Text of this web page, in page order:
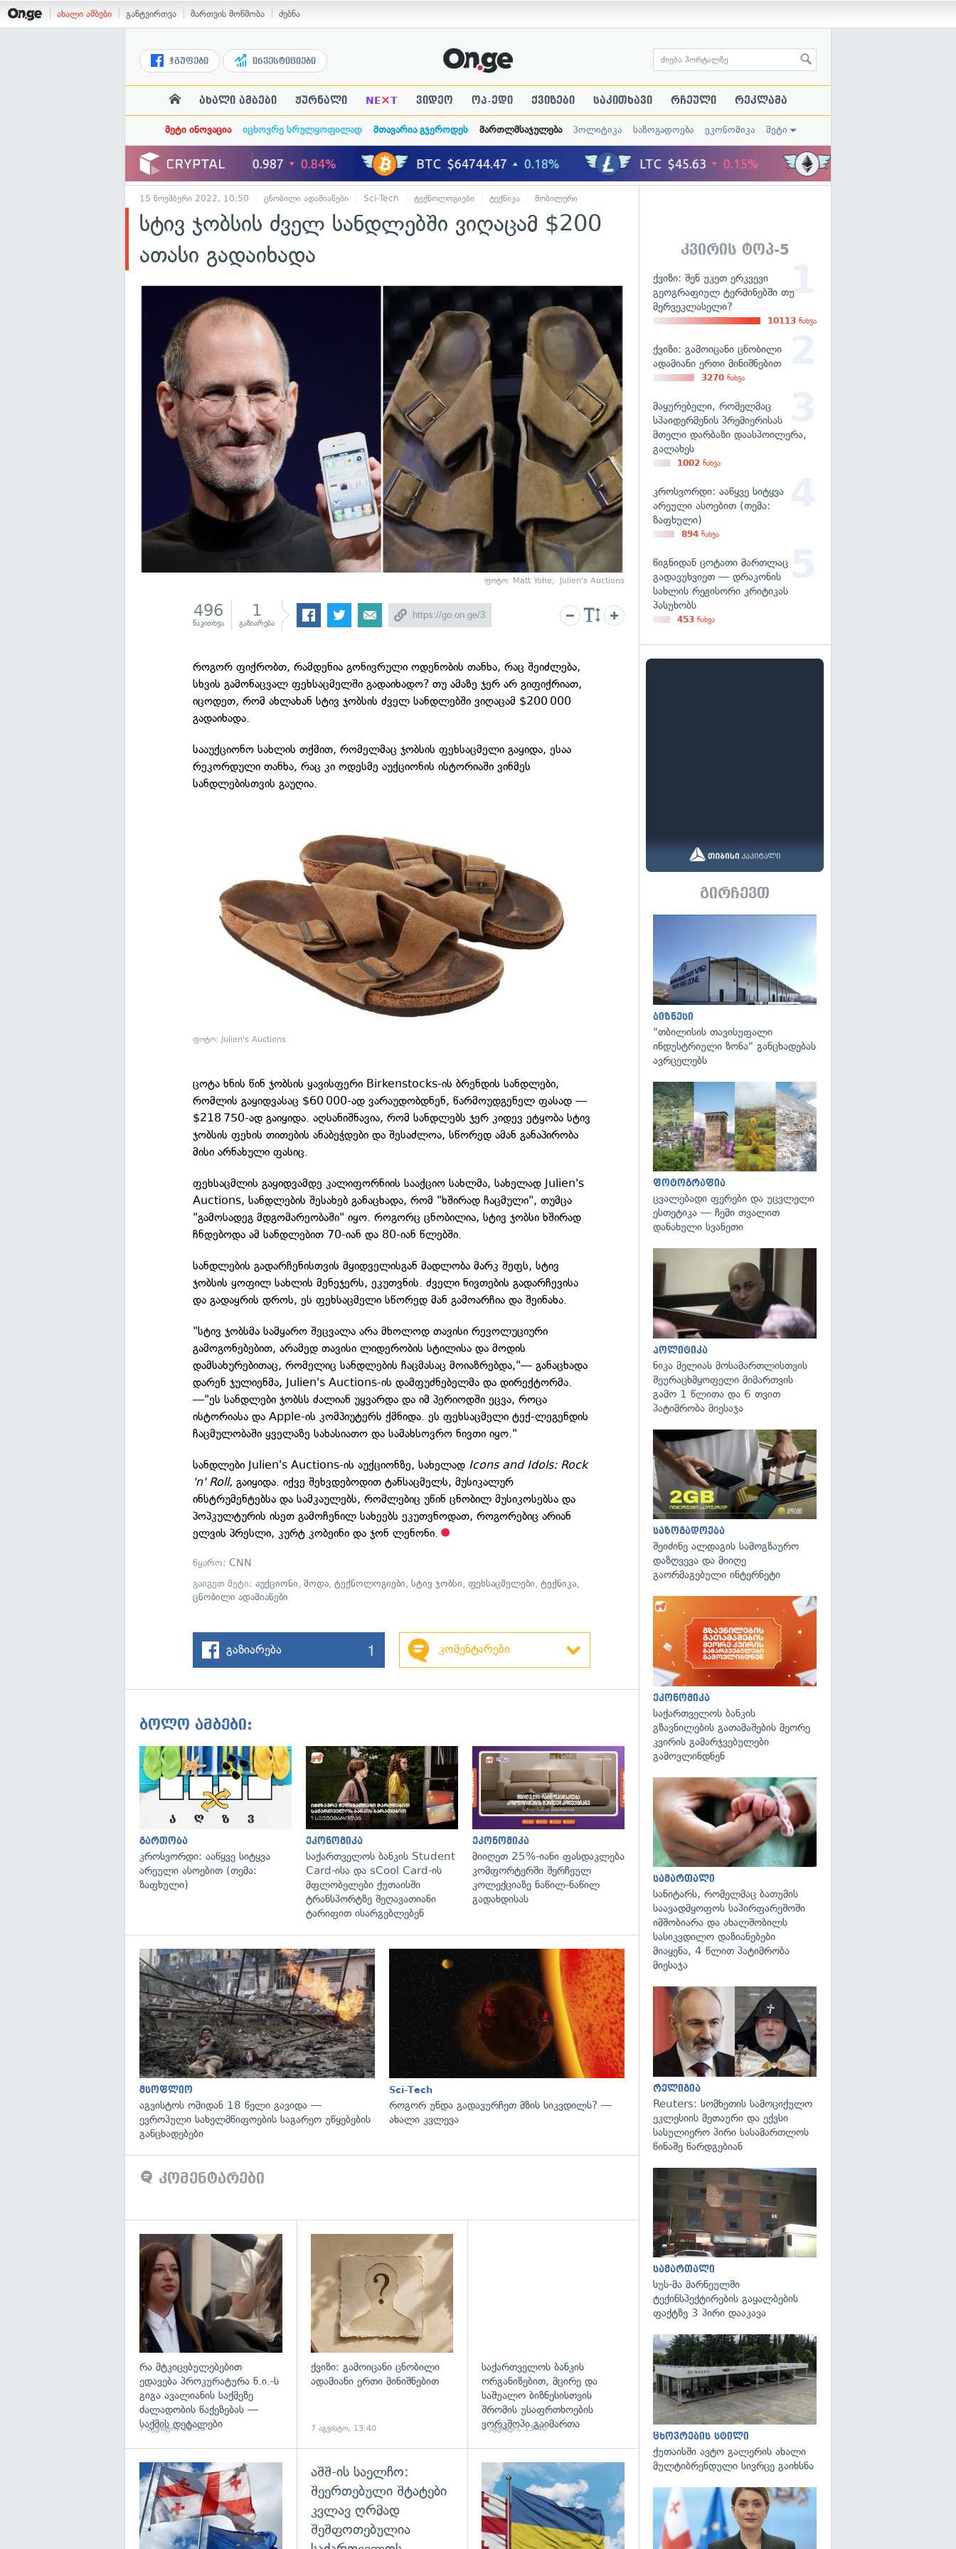
ახალი ამბები განტვირთვა მართვის მოწმობა ძებნა
ჯგუფები ინვესტიციები
ახალი ამბები ჟურნალი NE×T ვიდეო ოპ-ედი ქვიზები საკითხავი რჩეული რეკლამა
მეტი ინოვაცია იცხოვრე სრულყოფილად მთავარია გჯეროდეს მართლმსაჯულება პოლიტიკა საზოგადოება ეკონომიკა მეტი
15 ნოემბერი 2022, 10:50 ცნობილი ადამიანები Sci-Tech ტექნოლოგიები ტექნიკა მობილური
სტივ ჯობსის ძველ სანდლებში ვიღაცამ $200
ათასი გადაიხადა
ფოტო: Matt Yohe; Julien's Auctions
496
წაკითხვა
1
გაზიარება
როგორ ფიქრობთ, რამდენია გონივრული ოდენობის თანხა, რაც შეიძლება,
სხვის გამონაცვალ ფეხსაცმელში გადაიხადო? თუ ამაზე ჯერ არ გიფიქრიათ,
იცოდეთ, რომ ახლახან სტივ ჯობსის ძველ სანდლებში ვიღაცამ $200 000
გადაიხადა.
სააუქციონო სახლის თქმით, რომელმაც ჯობსის ფეხსაცმელი გაყიდა, ესაა
რეკორდული თანხა, რაც კი ოდესმე აუქციონის ისტორიაში ვინმეს
სანდლებისთვის გაუღია.
ფოტო: Julien's Auctions
ცოტა ხნის წინ ჯობსის ყავისფერი Birkenstocks-ის ბრენდის სანდლები,
რომლის გაყიდვასაც $60 000-ად ვარაუდობდნენ, წარმოუდგენელ ფასად —
$218 750-ად გაიყიდა. აღსანიშნავია, რომ სანდლებს ჯერ კიდევ ეტყობა სტივ
ჯობსის ფეხის თითების ანაბეჭდები და შესაძლოა, სწორედ ამან განაპირობა
მისი არნახული ფასიც.
ფეხსაცმლის გაყიდვამდე კალიფორნიის სააქციო სახლმა, სახელად Julien's
Auctions, სანდლების შესახებ განაცხადა, რომ "ხშირად ჩაცმული", თუმცა
"გამოსადეგ მდგომარეობაში" იყო. როგორც ცნობილია, სტივ ჯობსი ხშირად
ჩნდებოდა ამ სანდლებით 70-იან და 80-იან წლებში.
სანდლების გადარჩენისთვის მყიდველისგან მადლობა მარკ შეფს, სტივ
ჯობსის ყოფილ სახლის მენეჯერს, ეკუთვნის. ძველი ნივთების გადარჩევისა
და გადაყრის დროს, ეს ფეხსაცმელი სწორედ მან გამოარჩია და შეინახა.
"სტივ ჯობსმა სამყარო შეცვალა არა მხოლოდ თავისი რევოლუციური
გამოგონებებით, არამედ თავისი ლიდერობის სტილისა და მოდის
დამსახურებითაც, რომელიც სანდლების ჩაცმასაც მოიაზრებდა,"— განაცხადა
დარენ ჯულიენმა, Julien's Auctions-ის დამფუძნებელმა და დირექტორმა.
—"ეს სანდლები ჯობსს ძალიან უყვარდა და იმ პერიოდში ეცვა, როცა
ისტორიასა და Apple-ის კომპიუტერს ქმნიდა. ეს ფეხსაცმელი ტექ-ლეგენდის
ჩაცმულობაში ყველაზე სახასიათო და სამახსოვრო ნივთი იყო."
სანდლები Julien's Auctions-ის აუქციონზე, სახელად Icons and Idols: Rock
'n' Roll, გაიყიდა. იქვე შეხვდებოდით ტანსაცმელს, მუსიკალურ
ინსტრუმენტებსა და სამკაულებს, რომლებიც უწინ ცნობილ მუსიკოსებსა და
პოპკულტურის ისეთ გამოჩენილ სახეებს ეკუთვნოდათ, როგორებიც არიან
ელვის პრესლი, კურტ კობეინი და ჯონ ლენონი.
წყარო:CNN
გაიგეთ მეტი:აუქციონი,მოდა,ტექნოლოგიები,სტივ ჯობსი,ფეხსაცმელები,ტექნიკა,
ცნობილი ადამიანები
გაზიარება 1 კომენტარები
ბოლო ამბები:
გადახედვა
გართობა
კროსვორდი: ააწყვე სიტყვა
არეული ასოებით (თემა:
ზაფხული)
ეკონომიკა
საქართველოს ბანკის Student
Card-ისა და sCool Card-ის
მფლობელები ქუთაისში
ტრანსპორტზე შეღავათიანი
ტარიფით ისარგებლებენ
ეკონომიკა
მიიღეთ 25%-იანი ფასდაკლება
კომფორტერში შერჩეულ
კოლექციაზე ნაწილ-ნაწილ
გადახდისას
გადახედვა
მსოფლიო
აგვისტოს ომიდან 18 წელი გავიდა —
ევროპული სახელმწიფოების საგარეო უწყებების
განცხადებები
გადახედვა
Sci-Tech
როგორ უნდა გადავურჩეთ მზის სიკვდილს? —
ახალი კვლევა
კომენტარები
რა მტკიცებულებებით
ედავება პროკურატურა ნ.ი.-ს
გიგა ავალიანის საქმეზე
ძალადობის წაქეზებას —
საქმის დეტალები
7 აგვისტო, 16:50
ქვიზი: გამოიცანი ცნობილი
ადამიანი ერთი მინიშნებით
7 აგვისტო, 13:40
საქართველოს ბანკის
ორგანიზებით, მცირე და
საშუალო ბიზნესისთვის
შრომის უსაფრთხოების
ვორკშოპი გაიმართა
7 აგვისტო, 13:40
გადახედვა
აშშ-ის საელჩო:
შეერთებული შტატები
კვლავ ღრმად
შეშფოთებულია
კვირის ტოპ-5
ქვიზი: შენ უკეთ ერკვევი
გეოგრაფიულ ტერმინებში თუ
მერვეკლასელი?
10113 ნახვა
ქვიზი: გამოიცანი ცნობილი
ადამიანი ერთი მინიშნებით
3270 ნახვა
მაყურებელი, რომელმაც
სპაიდერმენის პრემიერისას
მთელი დარბაზი დაასპოილერა,
გალახეს
1002 ნახვა
კროსვორდი: ააწყვე სიტყვა
არეული ასოებით (თემა:
ზაფხული)
894 ნახვა
წიგნიდან ცოტათი მართლაც
გადავუხვიეთ — დრაკონის
სახლის რეჟისორი კრიტიკას
პასუხობს
453 ნახვა
გირჩევთ
ბიზნესი
"თბილისის თავისუფალი
ინდუსტრიული ზონა" განცხადებას
ავრცელებს
ფოტოგრაფია
ცვალებადი ფერები და უცვლელი
ესთეტიკა — ჩემი თვალით
დანახული სვანეთი
პოლიტიკა
ნიკა მელიას მოსამართლისთვის
შეურაცხმყოფელი მიმართვის
გამო 1 წლითა და 6 თვით
პატიმრობა მიესაჯა
საზოგადოება
შეიძინე ალდაგის სამოგზაურო
დაზღვევა და მიიღე
გაორმაგებული ინტერნეტი
ეკონომიკა
საქართველოს ბანკის
გზავნილების გათამაშების მეორე
კვირის გამარჯვებულები
გამოვლინდნენ
სამართალი
სანიტარს, რომელმაც ბათუმის
საავადმყოფოს საპირფარეშოში
იმშობიარა და ახალშობილს
სასიკვდილო დაზიანებები
მიაყენა, 4 წლით პატიმრობა
მიესაჯა
რელიგია
Reuters: სომხეთის სამოციქულო
ეკლესიის მეთაური და ექვსი
სასულიერო პირი სასამართლოს
წინაშე წარდგებიან
სამართალი
სუს-მა მარნეულში
ტექინსპექტირების გაყალბების
ფაქტზე 3 პირი დააკავა
ცხოვრების სტილი
ქუთაისში ავტო გალერის ახალი
მულტიბრენდული სივრცე გაიხსნა